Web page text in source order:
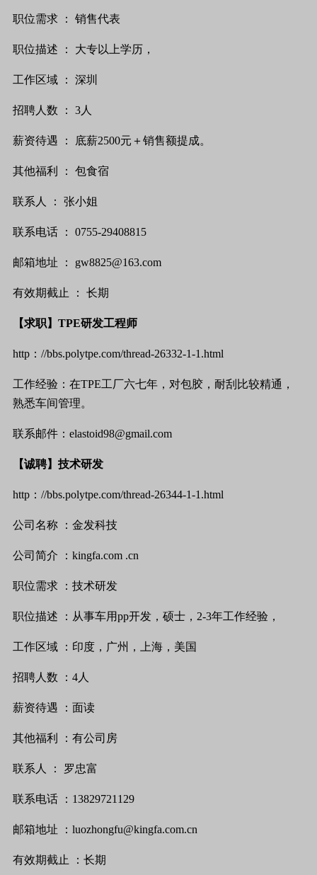
职位需求 ： 销售代表
职位描述 ： 大专以上学历，
工作区域 ： 深圳
招聘人数 ： 3 人
薪资待遇 ： 底薪2500元＋销售额提成。
其他福利 ： 包食宿
联系人 ： 张小姐
联系电话 ： 0755-29408815
邮箱地址 ： gw8825@163.com
有效期截止 ： 长期
【求职】 TPE研发工程师
http ： //bbs.polytpe.com/thread-26332-1-1.html
工作经验：在TPE工厂六七年，对包胶，耐刮比较精通，
熟悉车间管理。
联系邮件： elastoid98@gmail.com
【诚聘】技术研发
http ： //bbs.polytpe.com/thread-26344-1-1.html
公司名称 ：金发科技
公司简介 ： kingfa.com .cn
职位需求 ：技术研发
职位描述 ：从事车用pp开发，硕士， 2-3年工作经验，
工作区域 ：印度，广州，上海，美国
招聘人数 ： 4 人
薪资待遇 ：面读
其他福利 ：有公司房
联系人 ： 罗忠富
联系电话 ： 13829721129
邮箱地址 ： luozhongfu@kingfa.com.cn
有效期截止 ：长期